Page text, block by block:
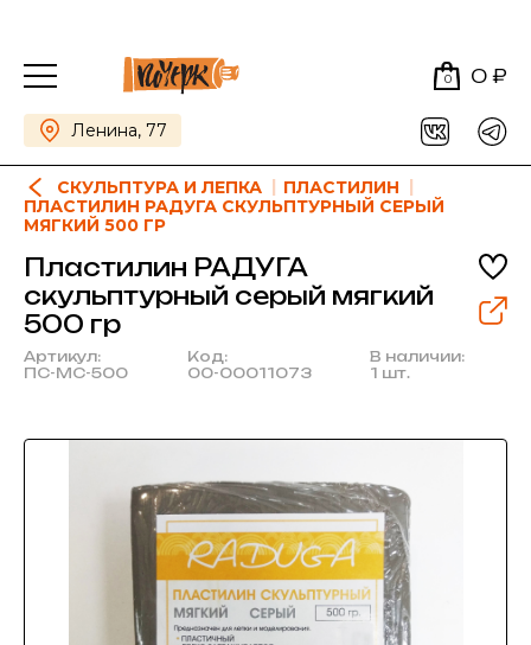
0 0 ₽
Ленина, 77
СКУЛЬПТУРА И ЛЕПКА
ПЛАСТИЛИН
ПЛАСТИЛИН РАДУГА СКУЛЬПТУРНЫЙ СЕРЫЙ
МЯГКИЙ 500 ГР
Пластилин РАДУГА
скульптурный серый мягкий
500 гр
Артикул:
ПС-МС-500
Код:
00-00011073
В наличии:
1 шт.